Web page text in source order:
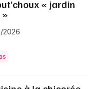
« jardin
2026